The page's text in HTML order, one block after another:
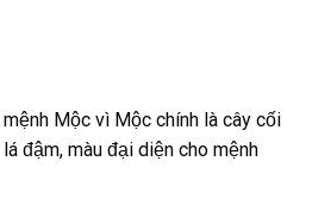
Mộc vì Mộc chính là cây cối
đậm, màu đại diện cho mệnh